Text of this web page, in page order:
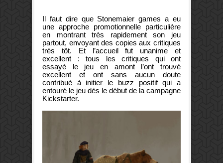
Il faut dire que Stonemaier games a eu
une approche promotionnelle particulière
en montrant très rapidement son jeu
partout, envoyant des copies aux critiques
très tôt. Et l’accueil fut unanime et
excellent : tous les critiques qui ont
essayé le jeu en amont l’ont trouvé
excellent et ont sans aucun doute
contribué à initier le buzz positif qui a
entouré le jeu dès le début de la campagne
Kickstarter.